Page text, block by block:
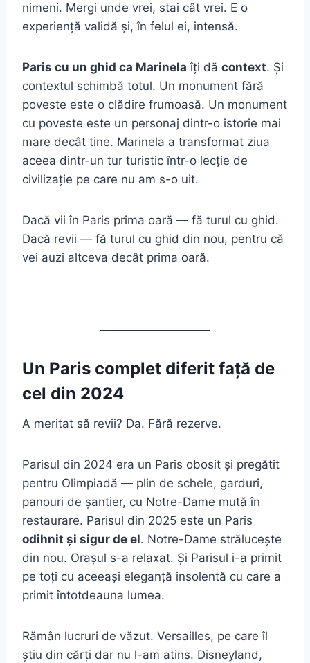
nimeni. Mergi unde vrei, stai cât vrei. E o
experiență validă și, în felul ei, intensă.
Paris cu un ghid ca Marinela îți dă context. Și
contextul schimbă totul. Un monument fără
poveste este o clădire frumoasă. Un monument
cu poveste este un personaj dintr-o istorie mai
mare decât tine. Marinela a transformat ziua
aceea dintr-un tur turistic într-o lecție de
civilizație pe care nu am s-o uit.
Dacă vii în Paris prima oară — fă turul cu ghid.
Dacă revii — fă turul cu ghid din nou, pentru că
vei auzi altceva decât prima oară.
Un Paris complet diferit față de
cel din 2024
A meritat să revii? Da. Fără rezerve.
Parisul din 2024 era un Paris obosit și pregătit
pentru Olimpiadă — plin de schele, garduri,
panouri de șantier, cu Notre-Dame mută în
restaurare. Parisul din 2025 este un Paris
odihnit și sigur de el. Notre-Dame strălucește
din nou. Orașul s-a relaxat. Și Parisul i-a primit
pe toți cu aceeași eleganță insolentă cu care a
primit întotdeauna lumea.
Rămân lucruri de văzut. Versailles, pe care îl
știu din cărți dar nu l-am atins. Disneyland,